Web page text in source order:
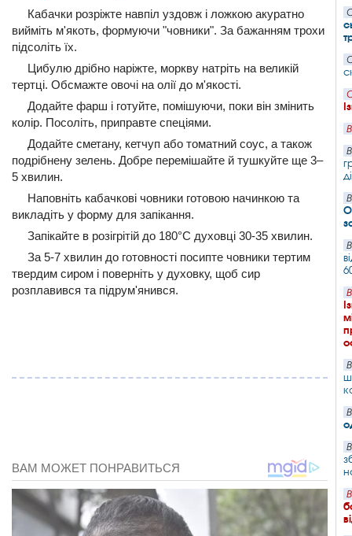
Кабачки розріжте навпіл уздовж і ложкою акуратно
вийміть м'якоть, формуючи "човники". За бажанням трохи
підсоліть їх.
Цибулю дрібно наріжте, моркву натріть на великій
тертці. Обсмажте овочі на олії до м'якості.
Додайте фарш і готуйте, помішуючи, поки він змінить
колір. Посоліть, приправте спеціями.
Додайте сметану, кетчуп або томатний соус, а також
подрібнену зелень. Добре перемішайте й тушкуйте ще 3–
5 хвилин.
Наповніть кабачкові човники готовою начинкою та
викладіть у форму для запікання.
Запікайте в розігрітій до 180°C духовці 30-35 хвилин.
За 5-7 хвилин до готовності посипте човники тертим
твердим сиром і поверніть у духовку, щоб сир
розплавився та підрум'янився.